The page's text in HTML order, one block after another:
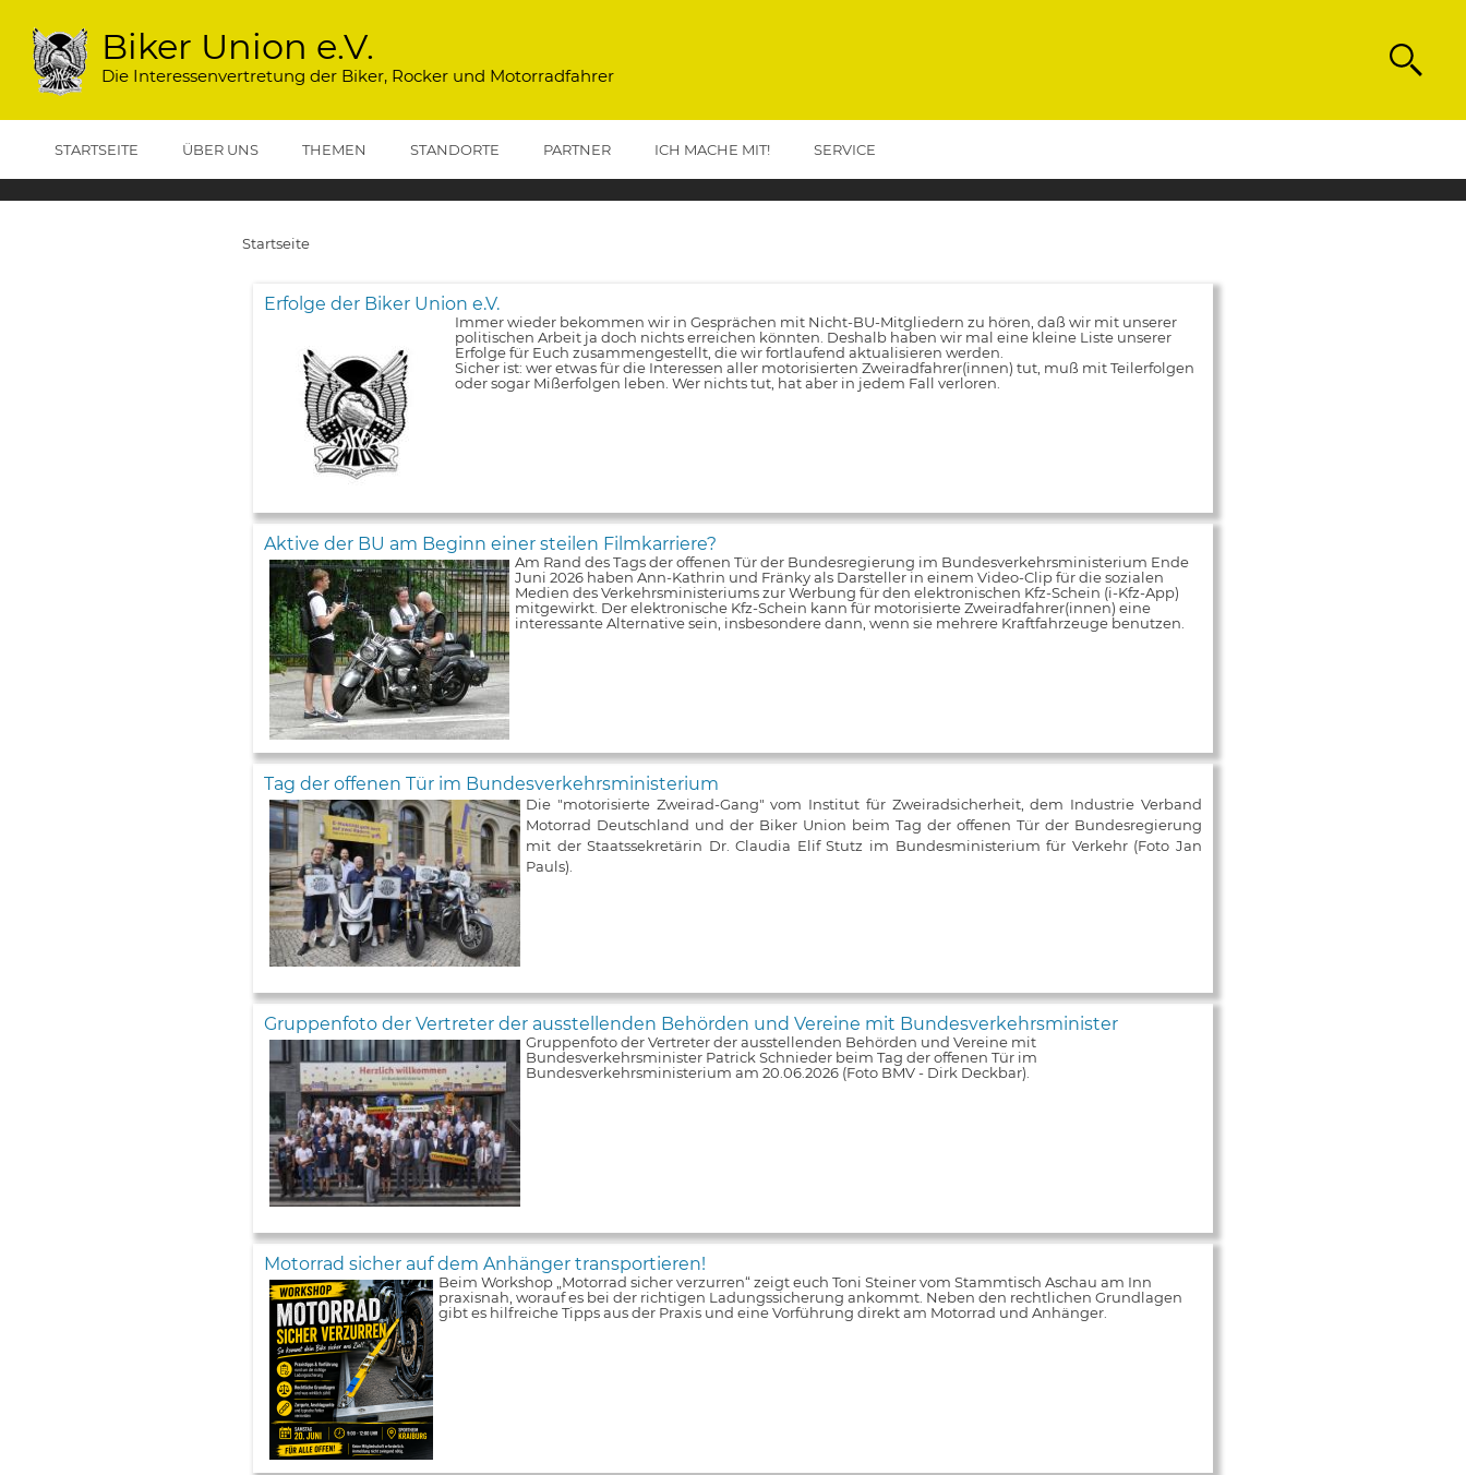
Inhalt
Biker Union e.V.
Die Interessenvertretung der Biker, Rocker und Motorradfahrer
STARTSEITE ÜBER UNS THEMEN STANDORTE PARTNER ICH MACHE MIT! SERVICE
Startseite
Erfolge der Biker Union e.V.
Immer wieder bekommen wir in Gesprächen mit Nicht-BU-Mitgliedern zu hören, daß wir mit unserer
politischen Arbeit ja doch nichts erreichen könnten. Deshalb haben wir mal eine kleine Liste unserer
Erfolge für Euch zusammengestellt, die wir fortlaufend aktualisieren werden.
Sicher ist: wer etwas für die Interessen aller motorisierten Zweiradfahrer(innen) tut, muß mit Teilerfolgen
oder sogar Mißerfolgen leben. Wer nichts tut, hat aber in jedem Fall verloren.
Aktive der BU am Beginn einer steilen Filmkarriere?
Am Rand des Tags der offenen Tür der Bundesregierung im Bundesverkehrsministerium Ende
Juni 2026 haben Ann-Kathrin und Fränky als Darsteller in einem Video-Clip für die sozialen
Medien des Verkehrsministeriums zur Werbung für den elektronischen Kfz-Schein (i-Kfz-App)
mitgewirkt. Der elektronische Kfz-Schein kann für motorisierte Zweiradfahrer(innen) eine
interessante Alternative sein, insbesondere dann, wenn sie mehrere Kraftfahrzeuge benutzen.
Tag der offenen Tür im Bundesverkehrsministerium
Die "motorisierte Zweirad-Gang" vom Institut für Zweiradsicherheit, dem Industrie Verband
Motorrad Deutschland und der Biker Union beim Tag der offenen Tür der Bundesregierung
mit der Staatssekretärin Dr. Claudia Elif Stutz im Bundesministerium für Verkehr (Foto Jan
Pauls).
Gruppenfoto der Vertreter der ausstellenden Behörden und Vereine mit Bundesverkehrsminister
Gruppenfoto der Vertreter der ausstellenden Behörden und Vereine mit
Bundesverkehrsminister Patrick Schnieder beim Tag der offenen Tür im
Bundesverkehrsministerium am 20.06.2026 (Foto BMV - Dirk Deckbar).
Motorrad sicher auf dem Anhänger transportieren!
Beim Workshop „Motorrad sicher verzurren“ zeigt euch Toni Steiner vom Stammtisch Aschau am Inn
praxisnah, worauf es bei der richtigen Ladungssicherung ankommt. Neben den rechtlichen Grundlagen
gibt es hilfreiche Tipps aus der Praxis und eine Vorführung direkt am Motorrad und Anhänger.